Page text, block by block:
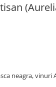
neagra, vinuri